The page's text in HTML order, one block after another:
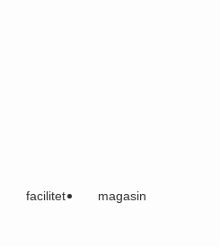
facilitet magasin